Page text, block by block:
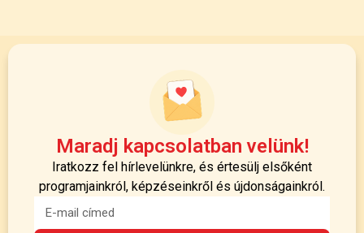
Maradj kapcsolatban velünk!
Iratkozz fel hírlevelünkre, és értesülj elsőként
programjainkról, képzéseinkről és újdonságainkról.